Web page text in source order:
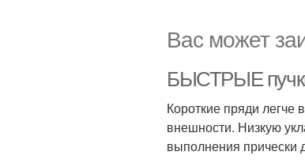
Вас может
БЫСТРЫЕ пучки
Короткие пряди
внешности. Низкую
выполнения прически